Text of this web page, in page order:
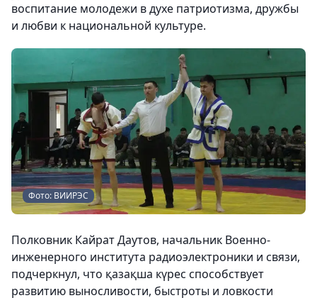
воспитание молодежи в духе патриотизма, дружбы
и любви к национальной культуре.
Фото: ВИИРЭС
Полковник Кайрат Даутов, начальник Военно-
инженерного института радиоэлектроники и связи,
подчеркнул, что қазақша күрес способствует
развитию выносливости, быстроты и ловкости